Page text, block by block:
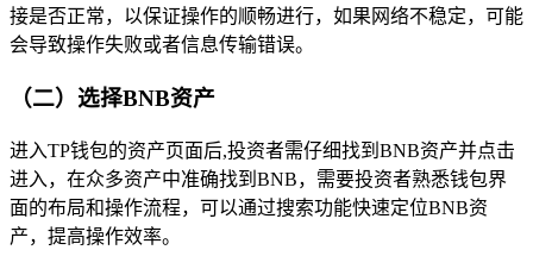
接是否正常，以保证操作的顺畅进行，如果网络不稳定，可能
会导致操作失败或者信息传输错误。
（二）选择BNB资产
进入TP钱包的资产页面后,投资者需仔细找到BNB资产并点击
进入，在众多资产中准确找到BNB，需要投资者熟悉钱包界
面的布局和操作流程，可以通过搜索功能快速定位BNB资
产，提高操作效率。